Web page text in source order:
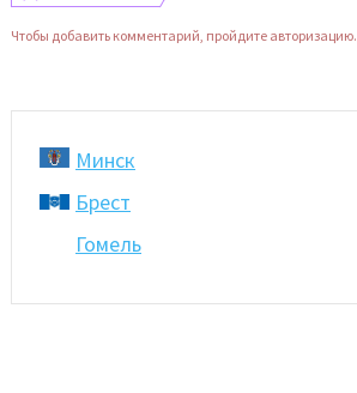
Чтобы добавить комментарий, пройдите авторизацию.
Минск
Брест
Гомель